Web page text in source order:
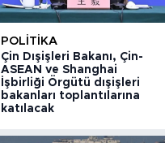
POLITIKA
Çin Dışişleri Bakanı, Çin-
ASEAN ve Shanghai
İşbirliği Örgütü dışişleri
bakanları toplantılarına
katılacak